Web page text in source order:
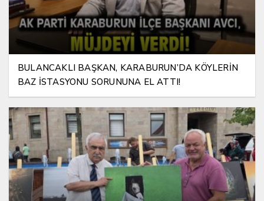
BULANCAKLI BAŞKAN, KARABURUN’DA KÖYLERİN
BAZ İSTASYONU SORUNUNA EL ATTI!